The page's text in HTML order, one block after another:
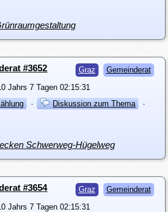
Graz Gemeinderat
#3652
Jahrs 7 Tagen 02:15:31
· Diskussion zum Thema
·
Schwerweg-Hügelweg
Graz Gemeinderat
#3654
Jahrs 7 Tagen 02:15:31